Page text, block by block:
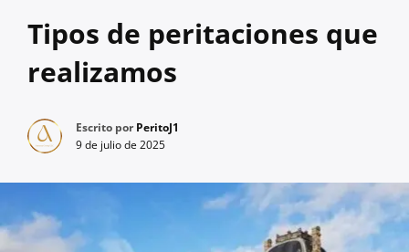
Tipos de peritaciones que
realizamos
Escrito porPeritoJ1
9 de julio de 2025